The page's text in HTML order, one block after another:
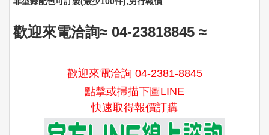
歡迎來電洽詢≈ 04-23818845 ≈
歡迎來電洽詢 04-2381-8845
點擊或掃描下圖LINE
快速取得報價訂購